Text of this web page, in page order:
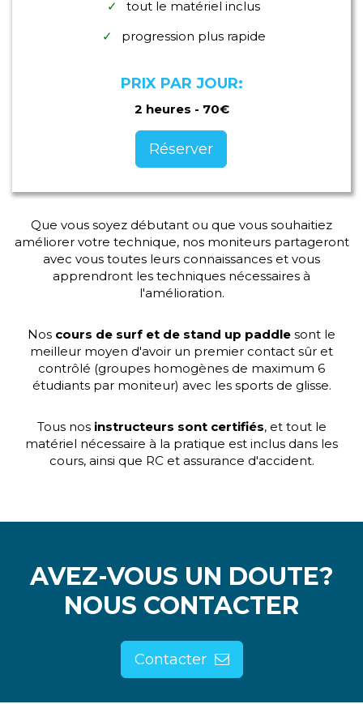
tout le matériel inclus
progression plus rapide
PRIX PAR JOUR:
2 heures - 70€
Réserver
Que vous soyez débutant ou que vous souhaitiez
améliorer votre technique, nos moniteurs partageront
avec vous toutes leurs connaissances et vous
apprendront les techniques nécessaires à
l'amélioration.
Nos cours de surf et de stand up paddle sont le
meilleur moyen d'avoir un premier contact sûr et
contrôlé (groupes homogènes de maximum 6
étudiants par moniteur) avec les sports de glisse.
Tous nos instructeurs sont certifiés, et tout le
matériel nécessaire à la pratique est inclus dans les
cours, ainsi que RC et assurance d'accident.
AVEZ-VOUS UN DOUTE?
NOUS CONTACTER
Contacter